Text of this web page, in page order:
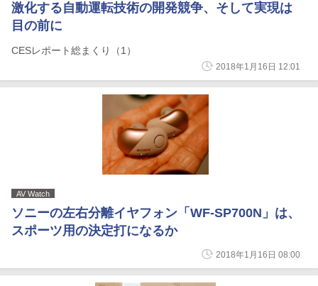
激化する自動運転技術の開発競争、そして実現は
目の前に
CESレポート総まくり（1）
2018年1月16日 12:01
AV Watch
ソニーの左右分離イヤフォン「WF-SP700N」は、
スポーツ用の決定打になるか
2018年1月16日 08:00